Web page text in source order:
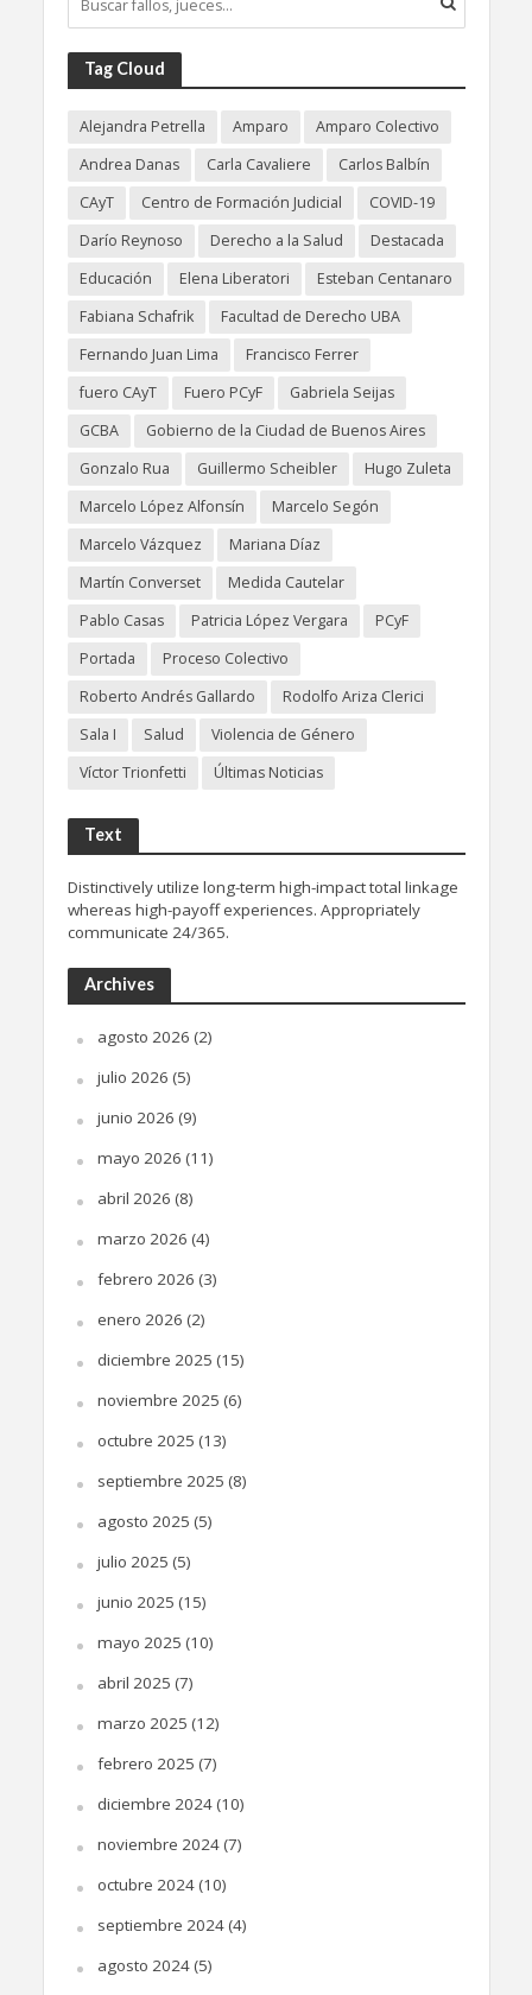
Tag Cloud
Alejandra Petrella Amparo
Amparo Colectivo
Andrea Danas
Carla Cavaliere
Carlos Balbín
CAyT
Centro de Formación Judicial
COVID-19
Darío Reynoso
Derecho a la Salud
Destacada
Educación
Elena Liberatori
Esteban Centanaro
Fabiana Schafrik
Facultad de Derecho UBA
Fernando Juan Lima
Francisco Ferrer
fuero CAyT
Fuero PCyF
Gabriela Seijas
GCBA
Gobierno de la Ciudad de Buenos Aires
Gonzalo Rua
Guillermo Scheibler
Hugo Zuleta
Marcelo López Alfonsín
Marcelo Segón
Marcelo Vázquez
Mariana Díaz
Martín Converset
Medida Cautelar
Pablo Casas
Patricia López Vergara
PCyF
Portada
Proceso Colectivo
Roberto Andrés Gallardo
Rodolfo Ariza Clerici
Sala I
Salud
Violencia de Género
Víctor Trionfetti
Últimas Noticias
Text
Distinctively utilize long-term high-impact total linkage
whereas high-payoff experiences. Appropriately
communicate 24/365.
Archives
agosto 2026 (2)
julio 2026 (5)
junio 2026 (9)
mayo 2026 (11)
abril 2026 (8)
marzo 2026 (4)
febrero 2026 (3)
enero 2026 (2)
diciembre 2025 (15)
noviembre 2025 (6)
octubre 2025 (13)
septiembre 2025 (8)
agosto 2025 (5)
julio 2025 (5)
junio 2025 (15)
mayo 2025 (10)
abril 2025 (7)
marzo 2025 (12)
febrero 2025 (7)
diciembre 2024(10)
noviembre 2024(7)
octubre 2024(10)
septiembre 2024(4)
agosto 2024(5)